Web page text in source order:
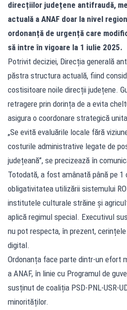
direcțiilor județene antifraudă,
actuală a ANAF doar la nivel
ordonanță de urgență care
să intre în vigoare la 1 iulie 2025.
Potrivit deciziei, Direcția generală
păstra structura actuală, fiind
costisitoare noile direcții județene.
retragere prin dorința de a evita
asigura o coordonare strategică
„Se evită evaluările locale fără
costurile administrative legate de
județeană”, se precizează în
Totodată, a fost amânată până pe 1
obligativitatea utilizării sistemului
institutele culturale străine și
aplică regimul special. Executivul
nu pot respecta, în prezent,
digital.
Ordonanța face parte dintr-un efort
a ANAF, în linie cu Programul de
susținut de coaliția PSD-PNL-USR-
minorităților.